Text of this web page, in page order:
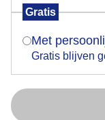
Gratis
Met
Gratis blijven
Deventer
Door: Jan Simmes
Is